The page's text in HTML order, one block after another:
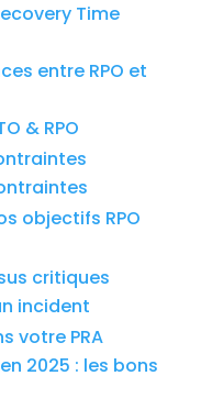
Time
entre RPO et
& RPO
objectifs RPO
critiques
incident
votre PRA
2025 : les bons